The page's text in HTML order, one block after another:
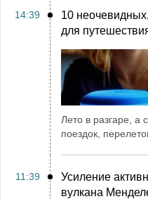
14:39
10
для
Лето в разгаре, а
поездок,
11:39
Усиление
вулкана